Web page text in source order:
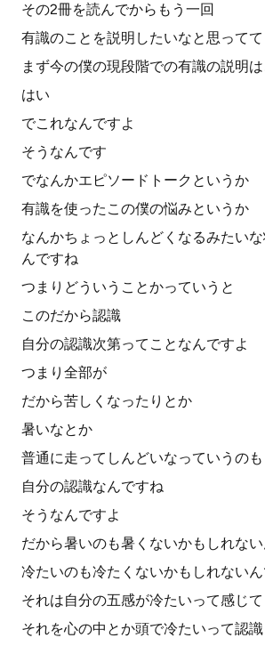
その2冊を読んでからもう一回
有識のことを説明したいなと思ってて
まず今の僕の現段階での有識の説明
はい
でこれなんですよ
そうなんです
でなんかエピソードトークというか
有識を使ったこの僕の悩みというか
なんかちょっとしんどくなるみたい
んですね
つまりどういうことかっていうと
このだから認識
自分の認識次第ってことなんですよ
つまり全部が
だから苦しくなったりとか
暑いなとか
普通に走ってしんどいなっていうのも
自分の認識なんですね
そうなんですよ
だから暑いのも暑くないかもしれな
冷たいのも冷たくないかもしれないん
それは自分の五感が冷たいって感じ
それを心の中とか頭で冷たいって認